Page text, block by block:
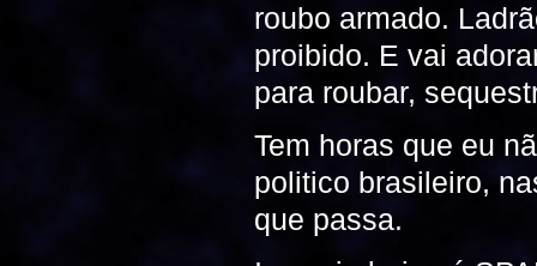
roubo armado.
proibido. E vai
para roubar,
Tem horas que eu
politico brasileiro,
que passa.